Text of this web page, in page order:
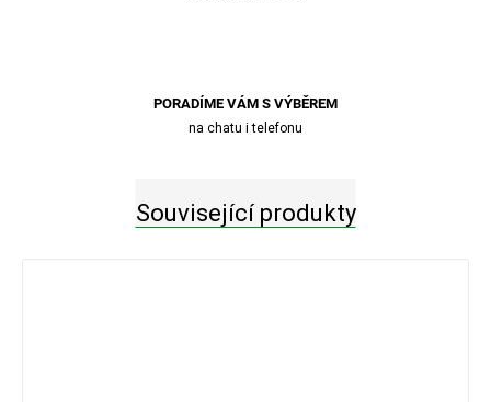
PORADÍME VÁM S VÝBĚREM
na chatu i telefonu
Související produkty